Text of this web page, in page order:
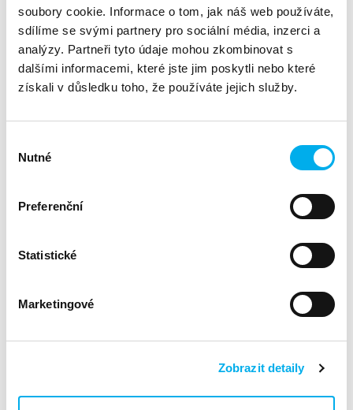
soubory cookie. Informace o tom, jak náš web používáte,
sdílíme se svými partnery pro sociální média, inzerci a
analýzy. Partneři tyto údaje mohou zkombinovat s
dalšími informacemi, které jste jim poskytli nebo které
získali v důsledku toho, že používáte jejich služby.
souhlasu
Nutné
Preferenční
Statistické
Marketingové
Zobrazit detaily
Program Workshopu:
DNS – Penetrační testování interní a externí
infrastruktury
testování, jak pro interní, tak pro externí infrastrukturu,
s cílem identifikovat a řešit potenciální bezpečnostní
slabiny.
Diskuse o metodách a taktikách používaných v
a obranných strategií.
Backup & Replication, klíčové komponenty pro